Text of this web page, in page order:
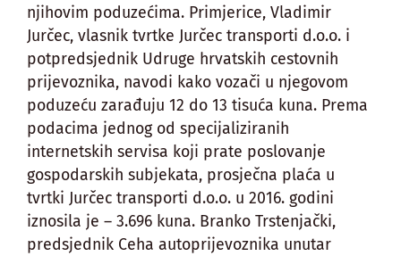
njihovim poduzećima. Primjerice, Vladimir
Jurčec, vlasnik tvrtke Jurčec transporti d.o.o. i
potpredsjednik Udruge hrvatskih cestovnih
prijevoznika, navodi kako vozači u njegovom
poduzeću zarađuju 12 do 13 tisuća kuna. Prema
podacima jednog od specijaliziranih
internetskih servisa koji prate poslovanje
gospodarskih subjekata, prosječna plaća u
tvrtki Jurčec transporti d.o.o. u 2016. godini
iznosila je – 3.696 kuna. Branko Trstenjački,
predsjednik Ceha autoprijevoznika unutar